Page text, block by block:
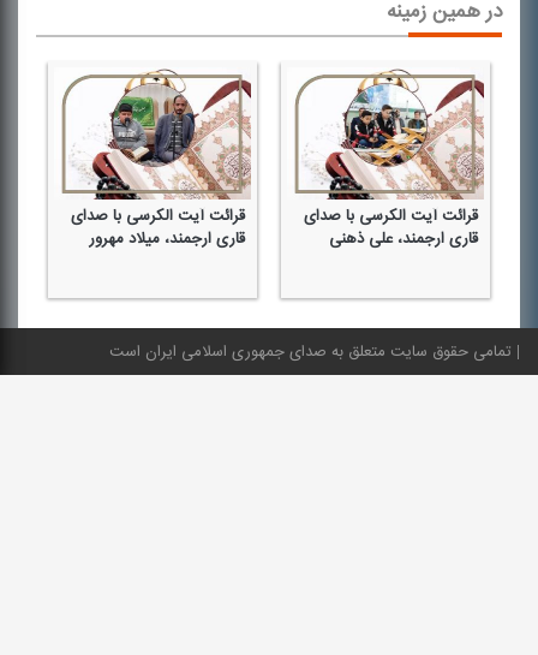
در همین زمینه
قرائت آیت الكرسی با صدای
قاری ارجمند، علی ذهنی
قرائت آیت الكرسی با صدای
قاری ارجمند، میلاد مهرور
تمامی حقوق سایت متعلق به صدای جمهوری اسلامی ایران است